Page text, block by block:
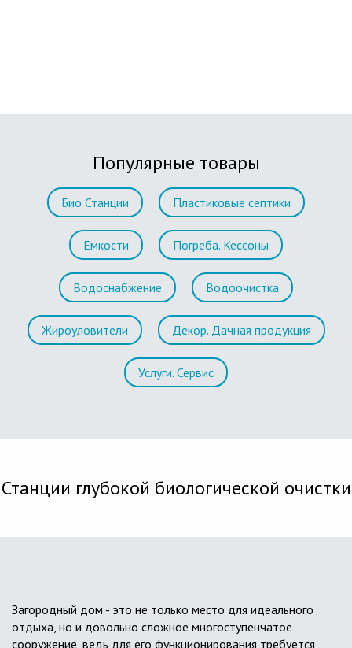
Популярные товары
Био Станции Пластиковые септики
Емкости Погреба. Кессоны
Водоснабжение Водоочистка
Жироуловители Декор. Дачная продукция
Услуги. Сервис
Станции глубокой биологической очистки
Загородный дом - это не только место для идеального
отдыха, но и довольно сложное многоступенчатое
сооружение, ведь для его функционирования требуется